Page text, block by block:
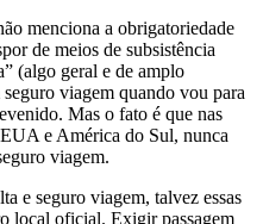
menciona a obrigatoriedade
de meios de subsistência
(algo geral e de amplo
viagem quando vou para
Mas o fato é que nas
e América do Sul, nunca
viagem.
e seguro viagem, talvez essas
local oficial. Exigir passagem